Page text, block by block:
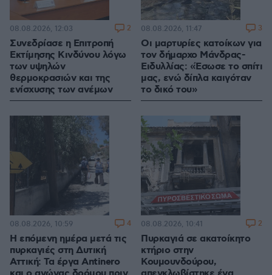
Συνεδρίασε η Επιτροπή
Εκτίμησης Κινδύνου λόγω
των υψηλών
θερμοκρασιών και της
ενίσχυσης των ανέμων
08.08.2026, 12:03 2
Οι μαρτυρίες κατοίκων για
τον δήμαρχο Μάνδρας-
Ειδυλλίας: «Έσωσε το σπίτι
μας, ενώ δίπλα καιγόταν
το δικό του»
08.08.2026, 11:47 3
Η επόμενη ημέρα μετά τις
πυρκαγιές στη Δυτική
Αττική: Τα έργα Antinero
08.08.2026, 10:59 4
Πυρκαγιά σε ακατοίκητο
κτήριο στην
Κουμουνδούρου,
08.08.2026, 10:41 2